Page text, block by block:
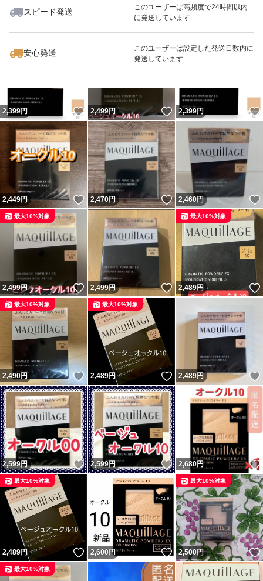
スピード発送
このユーザーは高頻度で24時間以内
に発送しています
安心発送
このユーザーは設定した発送日数内に
発送しています
いいね！
2,499
2,399円 いいね！
2,499円 いいね！
2,399円
2,449円 いいね！
2,470円 いいね！
2,460円
2,499円 いいね！
最大10%対象
2,499円 いいね！
2,489円
最大10%対象
2,490円 いいね！
最大10%対象
2,489円 いいね！
最大10%対象
2,489円
2,599円 いいね！
2,599円 いいね！
2,680円
2,489円 いいね！
最大10%対象
2,600 円 いいね！
2,500円
最大10%対象
最大10%対象